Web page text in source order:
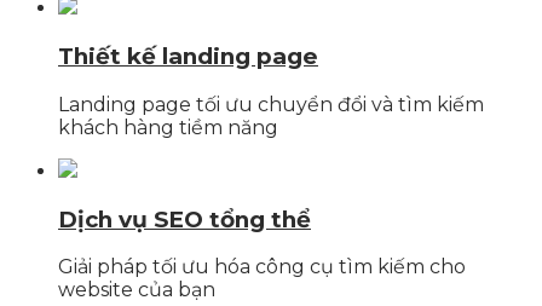
Thiết kế landing page
Landing page tối ưu chuyển đổi và tìm kiếm
khách hàng tiềm năng
Dịch vụ SEO tổng thể
Giải pháp tối ưu hóa công cụ tìm kiếm cho
website của bạn